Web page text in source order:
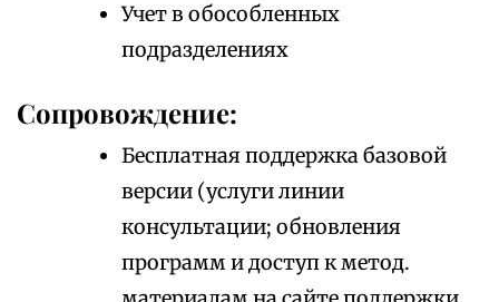
Учет в обособленных
подразделениях
Сопровождение:
Бесплатная поддержка базовой
версии (услуги линии
консультации; обновления
программ и доступ к метод.